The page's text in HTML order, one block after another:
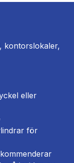
kontorslokaler,
eller
för